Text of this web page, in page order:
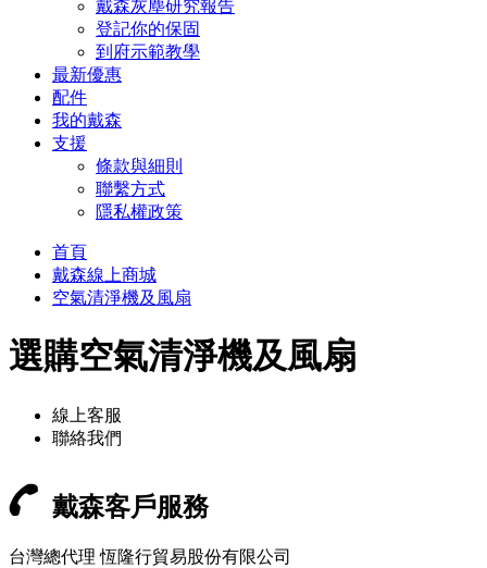
戴森灰塵研究報告
登記你的保固
到府示範教學
最新優惠
配件
我的戴森
支援
條款與細則
聯繫方式
隱私權政策
首頁
戴森線上商城
空氣清淨機及風扇
選購空氣清淨機及風扇
線上客服
聯絡我們
戴森客戶服務
台灣總代理 恆隆行貿易股份有限公司